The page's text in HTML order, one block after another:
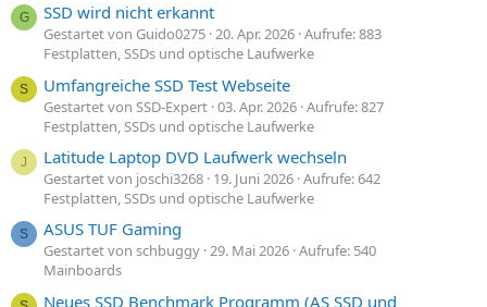
G SSD wird nicht erkannt
Gestartet von Guido0275 20. Apr. 2026 Aufrufe: 883
Festplatten, SSDs und optische Laufwerke
S Umfangreiche SSD Test Webseite
Gestartet von SSD-Expert 03. Apr. 2026 Aufrufe: 827
Festplatten, SSDs und optische Laufwerke
J Latitude Laptop DVD Laufwerk wechseln
Gestartet von joschi3268 19. Juni 2026 Aufrufe: 642
Festplatten, SSDs und optische Laufwerke
S ASUS TUF Gaming
Gestartet von schbuggy 29. Mai 2026 Aufrufe: 540
Mainboards
Neues SSD Benchmark Programm (AS SSD und